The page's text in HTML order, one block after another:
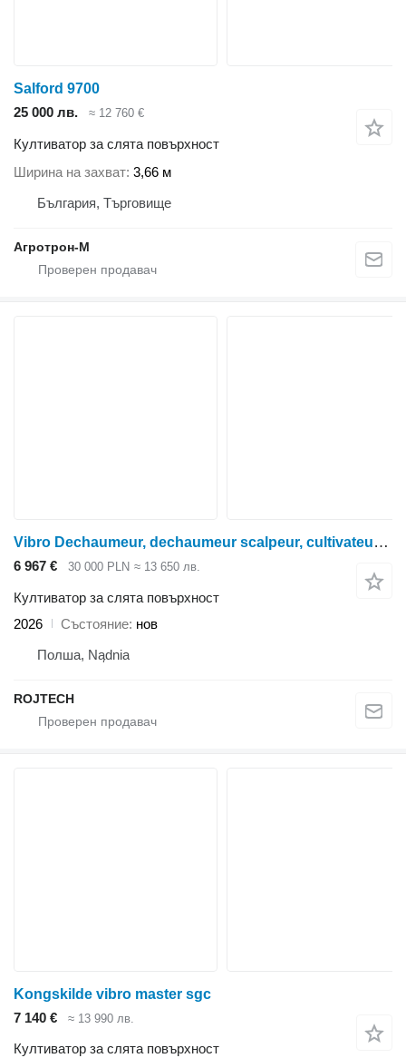
Salford 9700
25 000 лв.
≈ 12 760 €
Култиватор за слята повърхност
Ширина на захват 3,66 м
България, Търговище
Агротрон-М
Vibro Dechaumeur, dechaumeur scalpeur, cultivateur 6 mètres, den
6 967 € 30 000 PLN ≈ 13 650 лв.
Култиватор за слята повърхност
2026
Състояние нов
Полша, Nądnia
ROJTECH
Kongskilde vibro master sgc
7 140 €
≈ 13 990 лв.
Култиватор за слята повърхност